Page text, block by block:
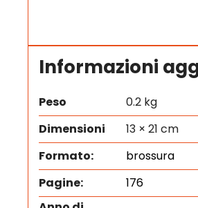
Informazioni
Peso
0.2 kg
Dimensioni
13 × 21 cm
Formato:
brossura
Pagine:
176